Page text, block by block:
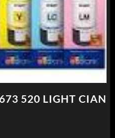
520 LIGHT CIAN